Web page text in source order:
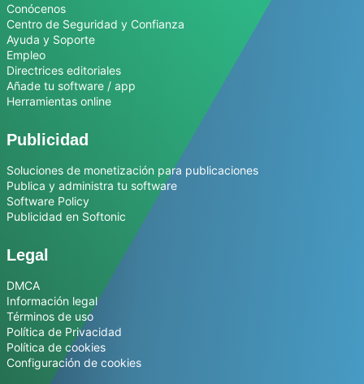
Conócenos
Centro de Seguridad y Confianza
Ayuda y Soporte
Empleo
Directrices editoriales
Añade tu software / app
Herramientas online
Publicidad
Soluciones de monetización para publicaciones
Publica y administra tu software
Software Policy
Publicidad en Softonic
Legal
DMCA
Información legal
Términos de uso
Política de Privacidad
Política de cookies
Configuración de cookies